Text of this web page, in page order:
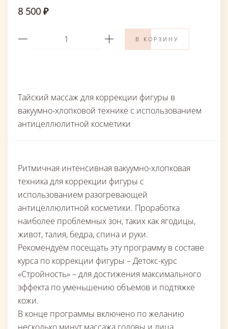
Тайский массаж для коррекции фигуры в
вакуумно-хлопковой технике с использованием
антицеллюлитной косметики
8 500 ₽
В КОРЗИНУ
Ритмичная интенсивная вакуумно-хлопковая
техника для коррекции фигуры с
использованием разогревающей
антицеллюлитной косметики. Проработка
наиболее проблемных зон, таких как ягодицы,
живот, талия, бедра, спина и руки.
Рекомендуем посещать эту программу в составе
курса по коррекции фигуры – Детокс-курс
«Стройность» – для достижения максимального
эффекта по уменьшению объемов и подтяжке
кожи.
В конце программы включено по желанию